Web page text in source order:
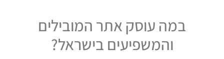
במה עוסק אתר המובילים
והמשפיעים בישראל?